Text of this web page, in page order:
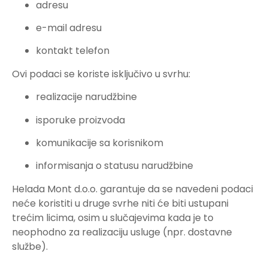
adresu
e-mail adresu
kontakt telefon
Ovi podaci se koriste isključivo u svrhu:
realizacije narudžbine
isporuke proizvoda
komunikacije sa korisnikom
informisanja o statusu narudžbine
Helada Mont d.o.o. garantuje da se navedeni podaci
neće koristiti u druge svrhe niti će biti ustupani
trećim licima, osim u slučajevima kada je to
neophodno za realizaciju usluge (npr. dostavne
službe).